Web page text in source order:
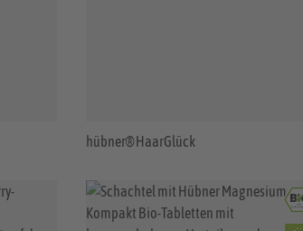
hübner® HaarGlück